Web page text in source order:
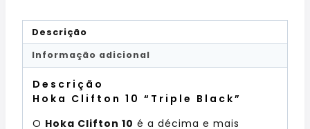
Descrição
Informação adicional
Descrição
Hoka Clifton 10 “Triple Black”
O Hoka Clifton 10 é a décima e mais